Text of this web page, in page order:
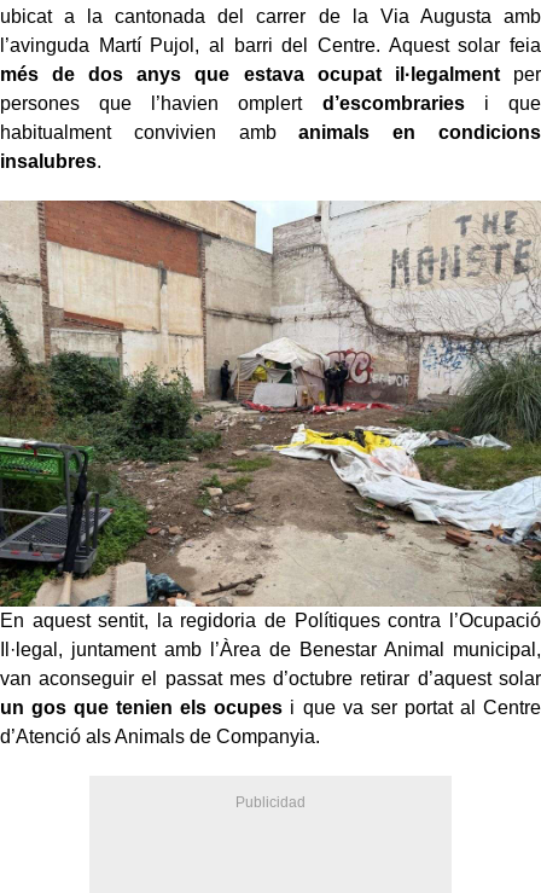
ubicat a la cantonada del carrer de la Via Augusta amb
l’avinguda Martí Pujol, al barri del Centre. Aquest solar feia
més de dos anys que estava ocupat il·legalmentper
persones que l’havien omplert d’escombrariesi que
habitualment convivien ambanimals en condicions
insalubres.
En aquest sentit, la regidoria de Polítiques contra l’Ocupació
Il·legal, juntament amb l’Àrea de Benestar Animal municipal,
van aconseguir el passat mes d’octubre retirar d’aquest solar
un gos que tenien els ocupes i que va ser portat al Centre
d’Atenció als Animals de Companyia.